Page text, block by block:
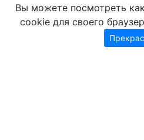
Вы можете посмотреть
cookie для своего